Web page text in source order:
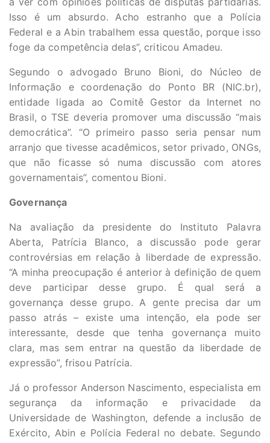
Isso é um absurdo. Acho estranho que a Polícia
Federal e a Abin trabalhem essa questão, porque isso
foge da competência delas”, criticou Amadeu.
Segundo o advogado Bruno Bioni, do Núcleo de
Informação e coordenação do Ponto BR (NIC.br),
entidade ligada ao Comitê Gestor da Internet no
Brasil, o TSE deveria promover uma discussão “mais
democrática”. “O primeiro passo seria pensar num
arranjo que tivesse acadêmicos, setor privado, ONGs,
que não ficasse só numa discussão com atores
governamentais”, comentou Bioni.
Governança
Na avaliação da presidente do Instituto Palavra
Aberta, Patrícia Blanco, a discussão pode gerar
controvérsias em relação à liberdade de expressão.
“A minha preocupação é anterior à definição de quem
deve participar desse grupo. É qual será a
governança desse grupo. A gente precisa dar um
passo atrás – existe uma intenção, ela pode ser
interessante, desde que tenha governança muito
clara, mas sem entrar na questão da liberdade de
expressão”, frisou Patrícia.
Já o professor Anderson Nascimento, especialista em
segurança da informação e privacidade da
Universidade de Washington, defende a inclusão de
Exército, Abin e Polícia Federal no debate. Segundo